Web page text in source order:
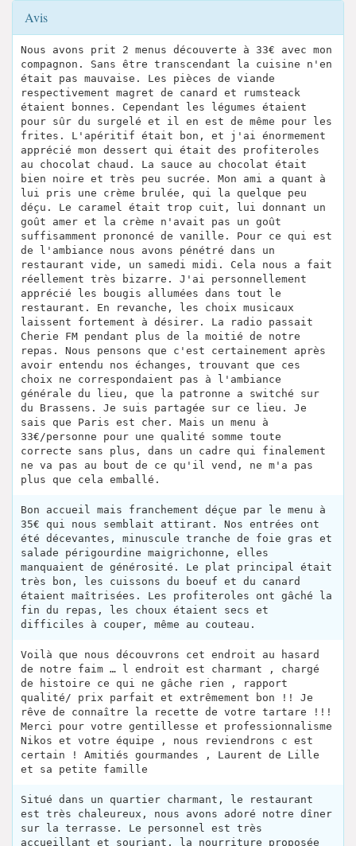
Avis
Nous avons prit 2 menus découverte à 33€ avec mon
compagnon. Sans être transcendant la cuisine n'en
était pas mauvaise. Les pièces de viande
respectivement magret de canard et rumsteack
étaient bonnes. Cependant les légumes étaient
pour sûr du surgelé et il en est de même pour les
frites. L'apéritif était bon, et j'ai énormement
apprécié mon dessert qui était des profiteroles
au chocolat chaud. La sauce au chocolat était
bien noire et très peu sucrée. Mon ami a quant à
lui pris une crème brulée, qui la quelque peu
déçu. Le caramel était trop cuit, lui donnant un
goût amer et la crème n'avait pas un goût
suffisamment prononcé de vanille. Pour ce qui est
de l'ambiance nous avons pénétré dans un
restaurant vide, un samedi midi. Cela nous a fait
réellement très bizarre. J'ai personnellement
apprécié les bougis allumées dans tout le
restaurant. En revanche, les choix musicaux
laissent fortement à désirer. La radio passait
Cherie FM pendant plus de la moitié de notre
repas. Nous pensons que c'est certainement après
avoir entendu nos échanges, trouvant que ces
choix ne correspondaient pas à l'ambiance
générale du lieu, que la patronne a switché sur
du Brassens. Je suis partagée sur ce lieu. Je
sais que Paris est cher. Mais un menu à
33€/personne pour une qualité somme toute
correcte sans plus, dans un cadre qui finalement
ne va pas au bout de ce qu'il vend, ne m'a pas
plus que cela emballé.
Bon accueil mais franchement déçue par le menu à
35€ qui nous semblait attirant. Nos entrées ont
été décevantes, minuscule tranche de foie gras et
salade périgourdine maigrichonne, elles
manquaient de générosité. Le plat principal était
très bon, les cuissons du boeuf et du canard
étaient maîtrisées. Les profiteroles ont gâché la
fin du repas, les choux étaient secs et
difficiles à couper, même au couteau.
Voilà que nous découvrons cet endroit au hasard
de notre faim … l endroit est charmant , chargé
de histoire ce qui ne gâche rien , rapport
qualité/ prix parfait et extrêmement bon !! Je
rêve de connaître la recette de votre tartare !!!
Merci pour votre gentillesse et professionnalisme
Nikos et votre équipe , nous reviendrons c est
certain ! Amitiés gourmandes , Laurent de Lille
et sa petite famille
Situé dans un quartier charmant, le restaurant
est très chaleureux, nous avons adoré notre dîner
sur la terrasse. Le personnel est très
accueillant et souriant, la nourriture proposée